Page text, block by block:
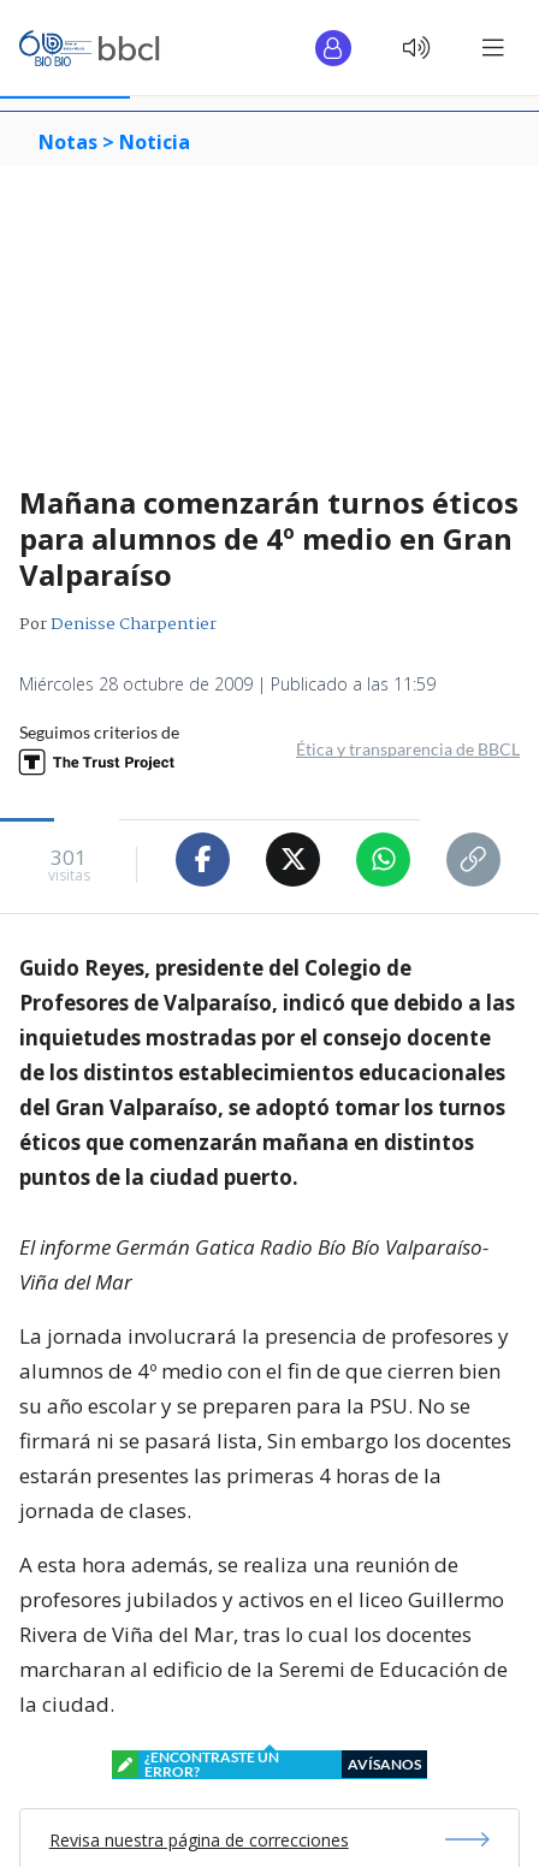
Notas > Noticia
Mañana comenzarán turnos éticos
para alumnos de 4º medio en Gran
Valparaíso
PorDenisse Charpentier
Miércoles 28 octubre de 2009 | Publicado a las 11:59
Seguimos criterios de
Ética y transparencia de BBCL
301
visitas
Guido Reyes, presidente del Colegio de
Profesores de Valparaíso, indicó que debido a las
inquietudes mostradas por el consejo docente
de los distintos establecimientos educacionales
del Gran Valparaíso, se adoptó tomar los turnos
éticos que comenzarán mañana en distintos
puntos de la ciudad puerto.
El informe Germán Gatica Radio Bío Bío Valparaíso-
Viña del Mar
La jornada involucrará la presencia de profesores y
alumnos de 4º medio con el fin de que cierren bien
su año escolar y se preparen para la PSU. No se
firmará ni se pasará lista, Sin embargo los docentes
estarán presentes las primeras 4 horas de la
jornada de clases.
A esta hora además, se realiza una reunión de
profesores jubilados y activos en el liceo Guillermo
Rivera de Viña del Mar, tras lo cual los docentes
marcharan al edificio de la Seremi de Educación de
la ciudad.
¿ENCONTRASTE UN
ERROR?
AVÍSANOS
Revisa nuestra página de correcciones